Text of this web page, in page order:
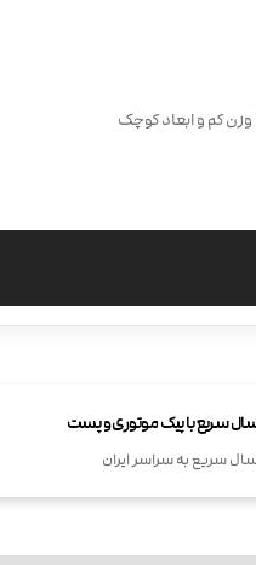
کم و ابعاد کوچک
سریع با پیک موتوری و پست
سریع به سراسر ایران